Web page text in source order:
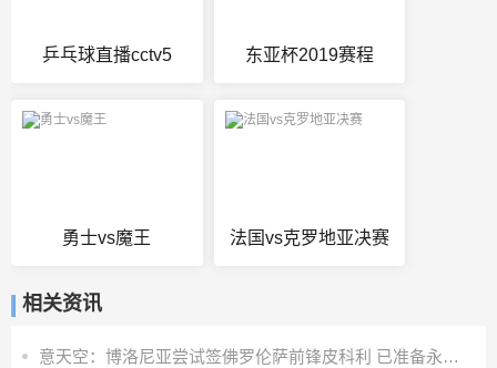
乒乓球直播cctv5 东亚杯2019赛程
勇士vs魔王 法国vs克罗地亚决赛
相关资讯
意天空：博洛尼亚尝试签佛罗伦萨前锋皮科利 已准备永久转会报价